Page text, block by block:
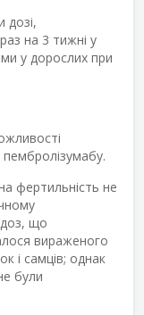
дозі,
на 3 тижні у
у дорослих при
фертильність не
доз, що
вираженого
і самців; однак
були